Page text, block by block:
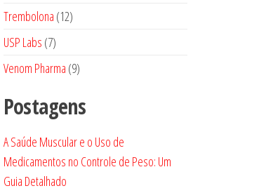
produtos
Trembolona 1212
USP Labs 77
produtos
Venom Pharma 99
Postagens
A Saúde Muscular e o Uso de
Medicamentos no Controle de Peso: Um
Guia Detalhado